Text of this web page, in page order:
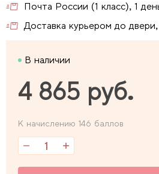
Почта России (1 класс), 1
Доставка курьером до
В наличии
4 865 руб.
К начислению 146 баллов